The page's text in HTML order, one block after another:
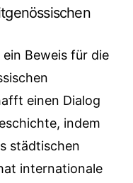
Beweis für die
einen Dialog
indem
städtischen
internationale